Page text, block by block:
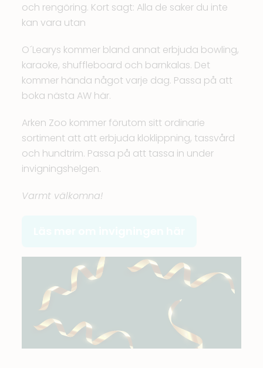
och rengöring. Kort sagt: Alla de saker du inte
kan vara utan
O´Learys kommer bland annat erbjuda bowling,
karaoke, shuffleboard och barnkalas. Det
kommer hända något varje dag. Passa på att
boka nästa AW här.
Arken Zoo kommer förutom sitt ordinarie
sortiment att att erbjuda kloklippning, tassvård
och hundtrim. Passa på att tassa in under
invigningshelgen.
Varmt välkomna!